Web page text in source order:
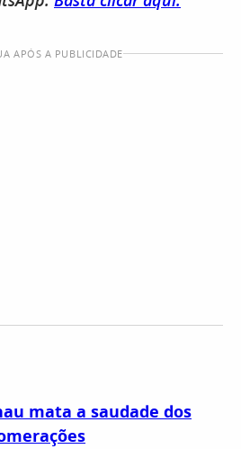
APÓS A PUBLICIDADE
mata a saudade dos